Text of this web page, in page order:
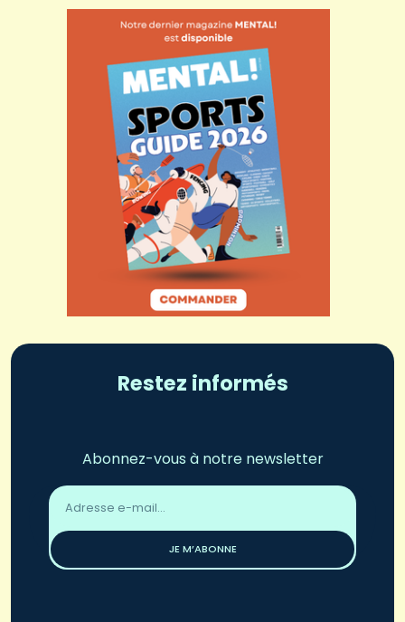
Restez informés
Abonnez-vous à notre newsletter
Adresse
email
JE M’ABONNE